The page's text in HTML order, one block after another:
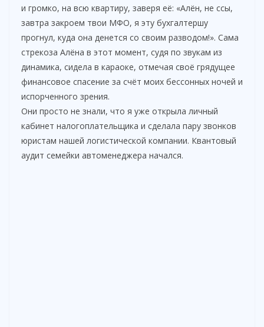
и громко, на всю квартиру, заверя её: «Алён, не ссы,
завтра закроем твои МФО, я эту бухгалтершу
прогнул, куда она денется со своим разводом!». Сама
стрекоза Алёна в этот момент, судя по звукам из
динамика, сидела в караоке, отмечая своё грядущее
финансовое спасение за счёт моих бессонных ночей и
испорченного зрения.
Они просто не знали, что я уже открыла личный
кабинет налогоплательщика и сделала пару звонков
юристам нашей логистической компании. Квантовый
аудит семейки автоменеджера начался.